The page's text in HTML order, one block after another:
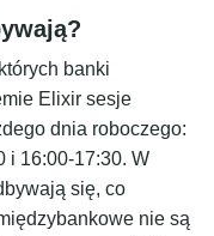
banki
Elixir sesje
dnia roboczego:
i 16:00-17:30. W
się, co
nie są